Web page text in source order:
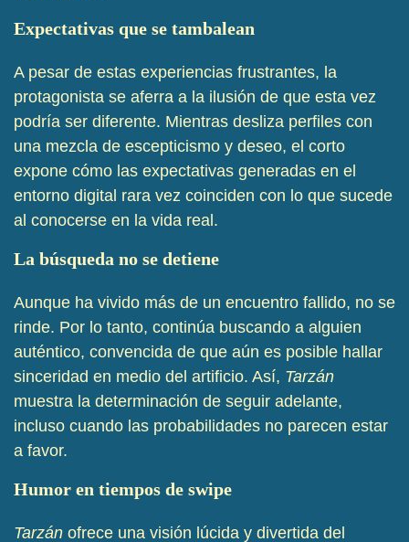
Expectativas que se tambalean
A pesar de estas experiencias frustrantes, la
protagonista se aferra a la ilusión de que esta vez
podría ser diferente. Mientras desliza perfiles con
una mezcla de escepticismo y deseo, el corto
expone cómo las expectativas generadas en el
entorno digital rara vez coinciden con lo que sucede
al conocerse en la vida real.
La búsqueda no se detiene
Aunque ha vivido más de un encuentro fallido, no se
rinde. Por lo tanto, continúa buscando a alguien
auténtico, convencida de que aún es posible hallar
sinceridad en medio del artificio. Así, Tarzán
muestra la determinación de seguir adelante,
incluso cuando las probabilidades no parecen estar
a favor.
Humor en tiempos de swipe
Tarzán ofrece una visión lúcida y divertida del